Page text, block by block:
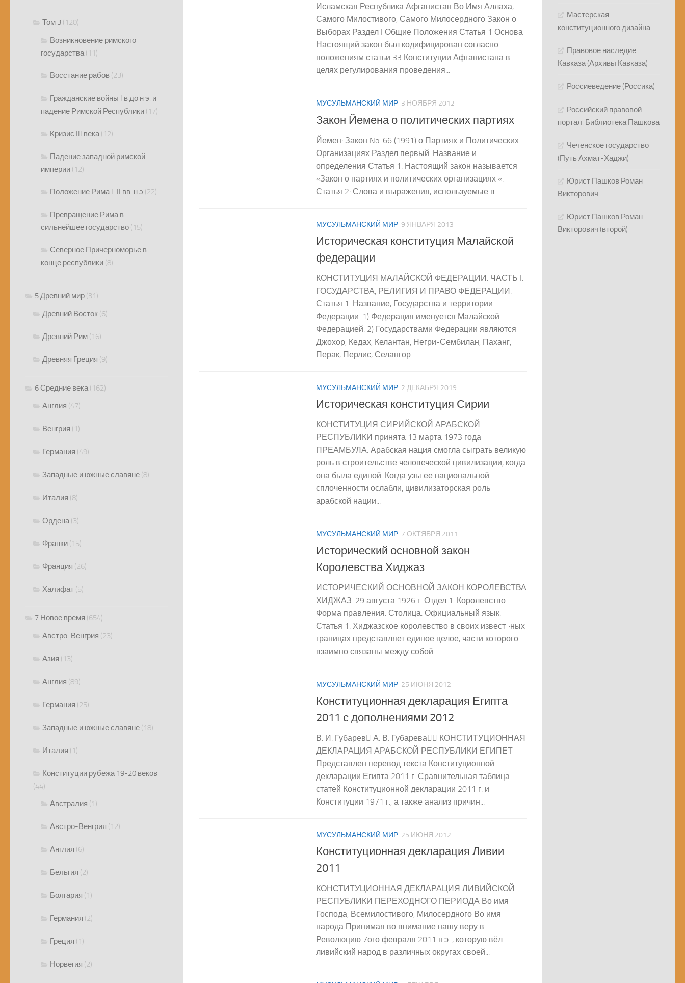
Исламская Республика Афганистан Во Имя Аллаха,
Самого Милостивого, Самого Милосердного Закон о
Выборах Раздел I Общие Положения Статья 1 Основа
Настоящий закон был кодифицирован согласно
положениям статьи 33 Конституции Афганистана в
целях регулирования проведения...
МУСУЛЬМАНСКИЙ МИР 3 НОЯБРЯ 2012
Закон Йемена о политических партиях
Йемен: Закон No. 66 (1991) о Партиях и Политических
Организациях Раздел первый: Название и
определения Статья 1: Настоящий закон называется
«Закон о партиях и политических организациях «.
Статья 2: Слова и выражения, используемые в...
МУСУЛЬМАНСКИЙ МИР 9 ЯНВАРЯ 2013
Историческая конституция Малайской
федерации
КОНСТИТУЦИЯ МАЛАЙСКОЙ ФЕДЕРАЦИИ. ЧАСТЬ I.
ГОСУДАРСТВА, РЕЛИГИЯ И ПРАВО ФЕДЕРАЦИИ.
Статья 1. Название, Государства и территории
Федерации. 1) Федерация именуется Малайской
Федерацией. 2) Государствами Федерации являются
Джохор, Кедах, Келантан, Негри-Сембилан, Паханг,
Перак, Перлис, Селангор...
МУСУЛЬМАНСКИЙ МИР 2 ДЕКАБРЯ 2019
Историческая конституция Сирии
КОНСТИТУЦИЯ СИРИЙСКОЙ АРАБСКОЙ
РЕСПУБЛИКИ принята 13 марта 1973 года
ПРЕАМБУЛА. Арабская нация смогла сыграть великую
роль в строительстве человеческой цивилизации, когда
она была единой. Когда узы ее национальной
сплоченности ослабли, цивилизаторская роль
арабской нации...
МУСУЛЬМАНСКИЙ МИР 7 ОКТЯБРЯ 2011
Исторический основной закон
Королевства Хиджаз
ИСТОРИЧЕСКИЙ ОСНОВНОЙ ЗАКОН КОРОЛЕВСТВА
ХИДЖАЗ. 29 августа 1926 г. Отдел 1. Королевство.
Форма правления. Столица. Официальный язык.
Статья 1. Хиджазское королевство в своих извест¬ных
границах представляет единое целое, части которого
взаимно связаны между собой...
МУСУЛЬМАНСКИЙ МИР 25 ИЮНЯ 2012
Конституционная декларация Египта
2011 с дополнениями 2012
В. И. Губарев А. В. Губарева КОНСТИТУЦИОННАЯ
ДЕКЛАРАЦИЯ АРАБСКОЙ РЕСПУБЛИКИ ЕГИПЕТ
Представлен перевод текста Конституционной
декларации Египта 2011 г. Сравнительная таблица
статей Конституционной декларации 2011 г. и
Конституции 1971 г., а также анализ причин...
МУСУЛЬМАНСКИЙ МИР 25 ИЮНЯ 2012
Конституционная декларация Ливии
2011
КОНСТИТУЦИОННАЯ ДЕКЛАРАЦИЯ ЛИВИЙСКОЙ
РЕСПУБЛИКИ ПЕРЕХОДНОГО ПЕРИОДА Во имя
Господа, Всемилостивого, Милосердного Во имя
народа Принимая во внимание нашу веру в
Революцию 7ого февраля 2011 н.э. , которую вёл
ливийский народ в различных округах своей...
Том 3 (120)
Возникновение римского
государства(11)
Восстание рабов (23)
Гражданские войны I в до н э. и
падение Римской Республики (17)
Кризис III века(12)
Падение западной римской
империи (12)
Положение Рима I-II вв. н.э (22)
Превращение Рима в
сильнейшее государство (15)
Северное Причерноморье в
конце республики (8)
5 Древний мир (31)
Древний Восток (6)
Древний Рим (16)
Древняя Греция (9)
6 Средние века(162)
Англия (47)
Венгрия (1)
Германия (49)
Западные и южные славяне (8)
Италия (8)
Ордена(3)
Франки (15)
Франция (26)
Халифат (5)
7 Новое время (654)
Австро-Венгрия (23)
Азия (13)
Англия (89)
Германия (25)
Западные и южные славяне (18)
Италия (1)
Конституции рубежа 19-20 веков
(44)
Австралия (1)
Австро-Венгрия (12)
Англия (6)
Бельгия (2)
Болгария (1)
Германия (2)
Греция (1)
Норвегия (2)
Мастерская
конституционного дизайна
Правовое наследие
Кавказа (Архивы Кавказа)
Россиеведение (Россика)
Российский правовой
портал: Библиотека Пашкова
Чеченское государство
(Путь Ахмат-Хаджи)
Юрист Пашков Роман
Викторович
Юрист Пашков Роман
Викторович (второй)